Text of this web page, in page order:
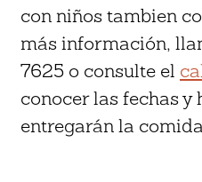
con niños tambien
más información,
7625 o consulte el
conocer las fechas y
entregarán la